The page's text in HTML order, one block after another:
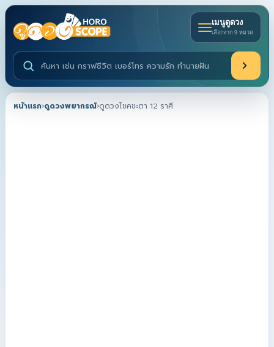
ค้นหาบริการดูดวงและบทความ
เมนูดูดวง
เลือกจาก 9 หมวด
หน้าแรก›ดูดวงพยากรณ์›ดูดวงโชคชะตา 12 ราศี